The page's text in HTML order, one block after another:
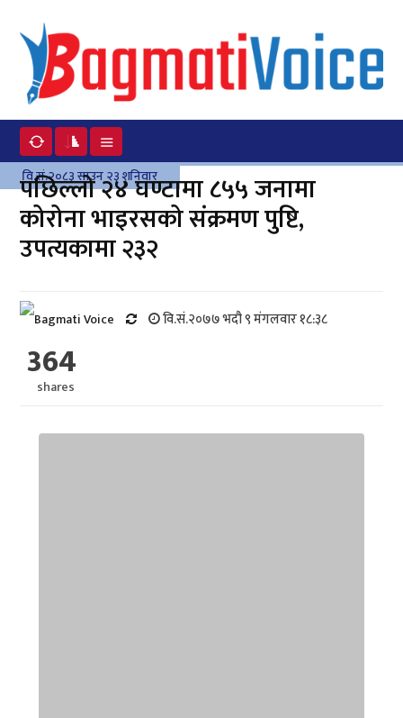
वि.सं.२०८३ साउन २३ शनिवार
पछिल्लो २४ घण्टामा ८५५ जनामा
कोरोना भाइरसको संक्रमण पुष्टि,
उपत्यकामा २३२
वि.सं.२०७७ भदौ ९ मंगलवार १८:३८
364
shares